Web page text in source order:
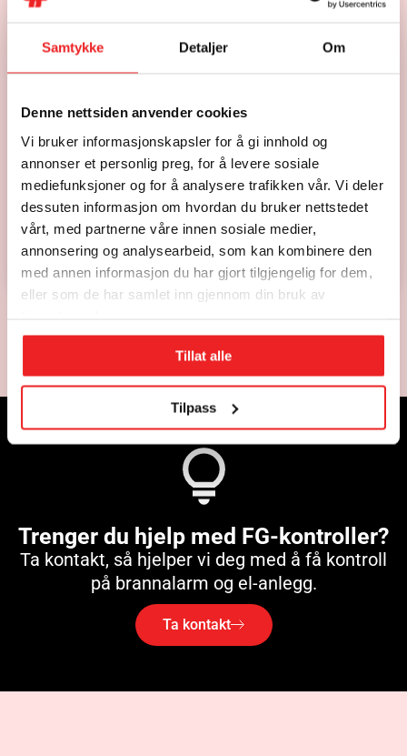
Samtykke Detaljer Om
Denne nettsiden anvender cookies
Vi bruker informasjonskapsler for å gi innhold og
annonser et personlig preg, for å levere sosiale
mediefunksjoner og for å analysere trafikken vår. Vi deler
dessuten informasjon om hvordan du bruker nettstedet
vårt, med partnerne våre innen sosiale medier,
annonsering og analysearbeid, som kan kombinere den
med annen informasjon du har gjort tilgjengelig for dem,
eller som de har samlet inn gjennom din bruk av
Tillat alle
Tilpass
standard og sertifisering.
brannalarmanlegg
viktigste installasjonene i
ethvert bygg, og har krav til
kontroll hver 12 måned. PEC
Elektro er sertifiserte innenfor
både prosjektering og
kontroller av automatiske
brannalarmanlegg.
Trenger du hjelp med FG-kontroller?
Ta kontakt, så hjelper vi deg med å få kontroll
på brannalarm og el-anlegg.
Ta kontakt